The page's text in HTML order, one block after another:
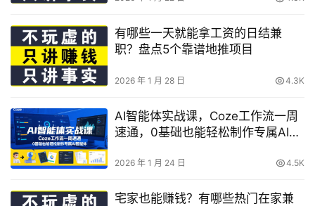
有哪些一天就能拿工资的日结兼
职？盘点5个靠谱地推项目
2026 年 1 月 28 日 4.3K
AI智能体实战课，Coze工作流一周
速通，0基础也能轻松制作专属AI智
2026 年 1 月 24 日 4.5K
宅家也能赚钱？有哪些热门在家兼